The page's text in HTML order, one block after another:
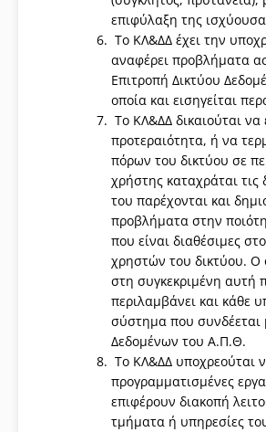
επιφύλαξη της
Το ΚΛ&ΔΔ έχει την
αναφέρει προβλήματα
Επιτροπή Δικτύου
οποία και εισηγείται
To ΚΛ&ΔΔ δικαιούται να
προτεραιότητα, ή να
πόρων του δικτύου σε
χρήστης καταχράται τις
του παρέχονται και
προβλήματα στην
που είναι διαθέσιμες
χρηστών του δικτύου. Ο
στη συγκεκριμένη αυτή
περιλαμβάνει και κάθε
σύστημα που συνδέεται
Δεδομένων του Α.Π.Θ.
Το ΚΛ&ΔΔ υποχρεούται
προγραμματισμένες
επιφέρουν διακοπή
τμήματα ή υπηρεσίες